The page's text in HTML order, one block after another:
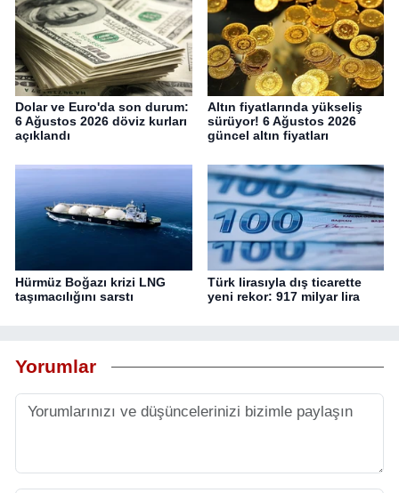
Dolar ve Euro'da son durum:
6 Ağustos 2026 döviz kurları
açıklandı
Altın fiyatlarında yükseliş
sürüyor! 6 Ağustos 2026
güncel altın fiyatları
Hürmüz Boğazı krizi LNG
taşımacılığını sarstı
Türk lirasıyla dış ticarette
yeni rekor: 917 milyar lira
Yorumlar